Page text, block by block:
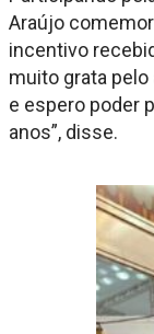
Araújo
incentivo
muito grata
e espero poder
anos”, disse.